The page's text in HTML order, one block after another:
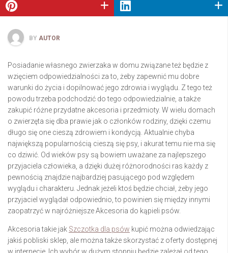
BY AUTOR
Posiadanie własnego zwierzaka w domu związane też będzie z
wzięciem odpowiedzialności za to, żeby zapewnić mu dobre
warunki do życia i dopilnować jego zdrowia i wyglądu. Z tego też
powodu trzeba podchodzić do tego odpowiedzialnie, a także
zakupić różne przydatne akcesoria i przedmioty. W wielu domach
o zwierzęta się dba prawie jak o członków rodziny, dzięki czemu
długo się one cieszą zdrowiem i kondycją. Aktualnie chyba
największą popularnością cieszą się psy, i akurat temu nie ma się
co dziwić. Od wieków psy są bowiem uważane za najlepszego
przyjaciela człowieka, a dzięki dużej różnorodności ras każdy z
pewnością znajdzie najbardziej pasującego pod względem
wyglądu i charakteru. Jednak jeżeli ktoś będzie chciał, żeby jego
przyjaciel wyglądał odpowiednio, to powinien się między innymi
zaopatrzyć w najróżniejsze Akcesoria do kąpieli psów.
Akcesoria takie jak Szczotka dla psów kupić można odwiedzając
jakiś pobliski sklep, ale można także skorzystać z oferty dostępnej